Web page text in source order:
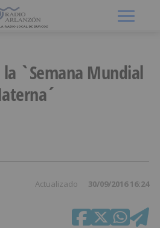
la `Semana Mundial
Actualizado 30/09/2016 16:24